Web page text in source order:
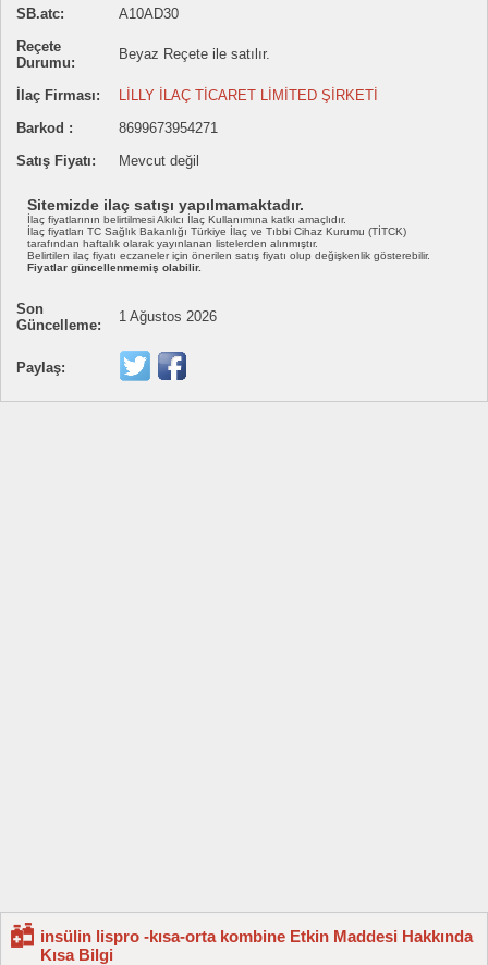
SB.atc:
A10AD30
Reçete
Durumu:
Beyaz Reçete ile satılır.
İlaç Firması:
LİLLY İLAÇ TİCARET LİMİTED ŞİRKETİ
Barkod :
8699673954271
Satış Fiyatı:
Mevcut değil
Sitemizde ilaç satışı yapılmamaktadır.
İlaç fiyatlarının belirtilmesi Akılcı İlaç Kullanımına katkı amaçlıdır.
İlaç fiyatları TC Sağlık Bakanlığı Türkiye İlaç ve Tıbbi Cihaz Kurumu (TİTCK)
tarafından haftalık olarak yayınlanan listelerden alınmıştır.
Belirtilen ilaç fiyatı eczaneler için önerilen satış fiyatı olup değişkenlik gösterebilir.
Fiyatlar güncellenmemiş olabilir.
Son
Güncelleme:
1 Ağustos 2026
Paylaş:
insülin lispro -kısa-orta kombine Etkin Maddesi Hakkında
Kısa Bilgi